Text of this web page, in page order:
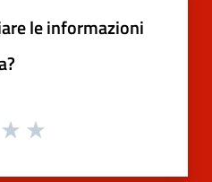
le informazioni